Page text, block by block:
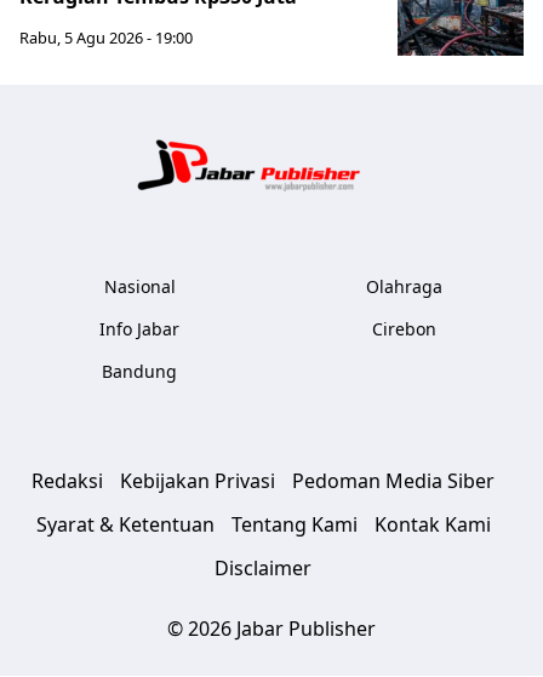
Rabu, 5 Agu 2026 - 19:00
Nasional
Info Jabar
Bandung
Olahraga
Cirebon
Redaksi Kebijakan Privasi
Pedoman Media Siber
Syarat & Ketentuan
Tentang Kami
Kontak Kami
Disclaimer
© 2026 Jabar Publisher